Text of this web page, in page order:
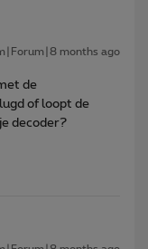
months ago
de
of loopt de
decoder?